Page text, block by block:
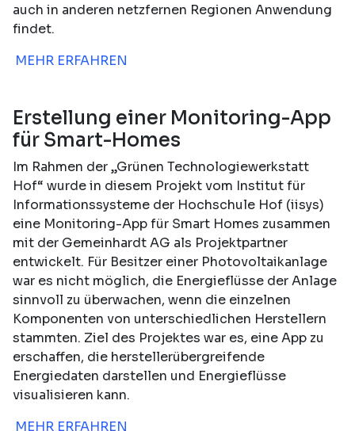
auch in anderen netzfernen Regionen Anwendung
findet.
MEHR ERFAHREN
Erstellung einer Monitoring-App
für Smart-Homes
Im Rahmen der „Grünen Technologiewerkstatt
Hof“ wurde in diesem Projekt vom Institut für
Informationssysteme der Hochschule Hof (iisys)
eine Monitoring-App für Smart Homes zusammen
mit der Gemeinhardt AG als Projektpartner
entwickelt. Für Besitzer einer Photovoltaikanlage
war es nicht möglich, die Energieflüsse der Anlage
sinnvoll zu überwachen, wenn die einzelnen
Komponenten von unterschiedlichen Herstellern
stammten. Ziel des Projektes war es, eine App zu
erschaffen, die herstellerübergreifende
Energiedaten darstellen und Energieflüsse
visualisieren kann.
MEHR ERFAHREN